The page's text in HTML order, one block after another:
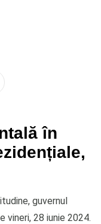
în
guvernul
vineri, 28 iunie 2024.